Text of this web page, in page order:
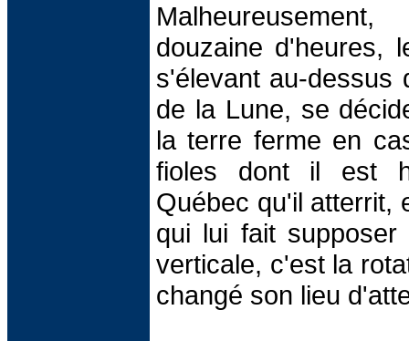
douzaine d'heures,
s'élevant au-dessus
de la Lune, se
la terre ferme en
fioles dont il est
Québec qu'il atterrit,
qui lui fait
verticale, c'est la
changé son lieu